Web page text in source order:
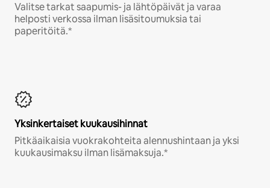
Valitse tarkat saapumis- ja lähtöpäivät ja varaa
helposti verkossa ilman lisäsitoumuksia tai
paperitöitä.*
Yksinkertaiset kuukausihinnat
Pitkäaikaisia vuokrakohteita alennushintaan ja yksi
kuukausimaksu ilman lisämaksuja.*